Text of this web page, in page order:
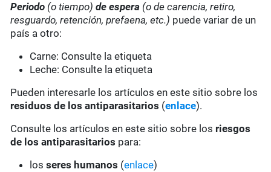
Periodo (o tiempo) de espera (o de carencia, retiro,
resguardo, retención, prefaena, etc.) puede variar de un
país a otro:
Carne: Consulte la etiqueta
Leche: Consulte la etiqueta
Pueden interesarle los artículos en este sitio sobre los
residuos de los antiparasitarios (enlace).
Consulte los artículos en este sitio sobre los riesgos
de los antiparasitarios para:
losseres humanos (enlace)